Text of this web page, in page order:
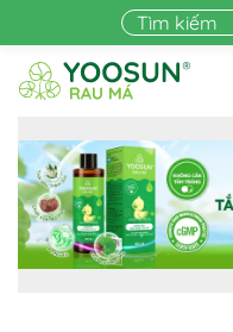
Skip to main content